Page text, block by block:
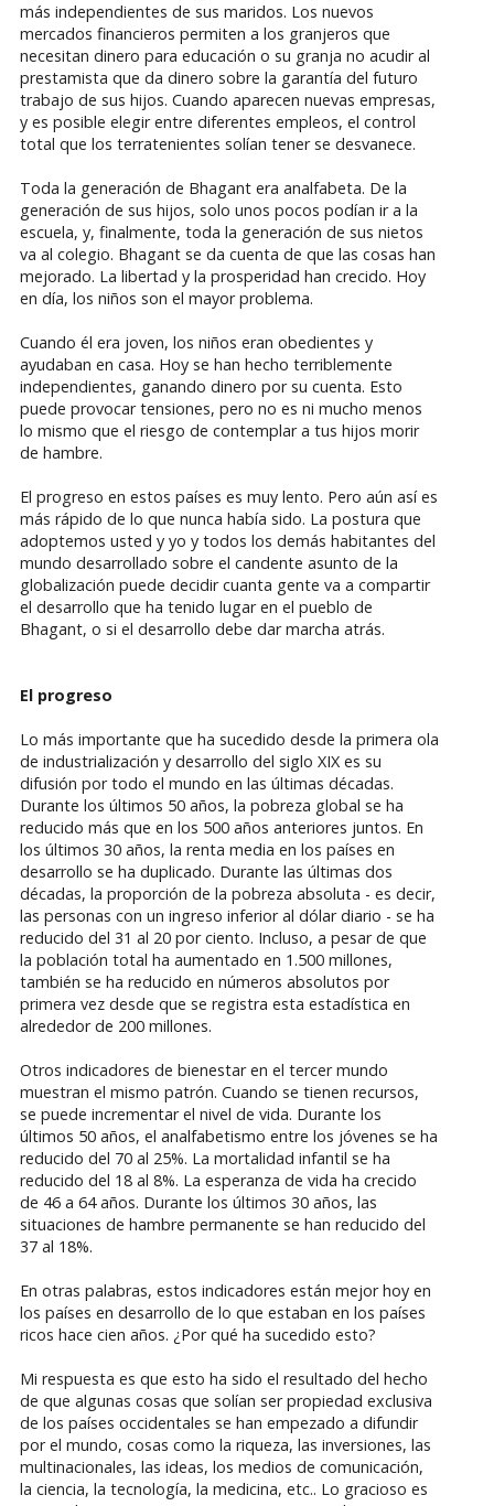
más independientes de sus maridos. Los nuevos
mercados financieros permiten a los granjeros que
necesitan dinero para educación o su granja no acudir al
prestamista que da dinero sobre la garantía del futuro
trabajo de sus hijos. Cuando aparecen nuevas empresas,
y es posible elegir entre diferentes empleos, el control
total que los terratenientes solían tener se desvanece.
Toda la generación de Bhagant era analfabeta. De la
generación de sus hijos, solo unos pocos podían ir a la
escuela, y, finalmente, toda la generación de sus nietos
va al colegio. Bhagant se da cuenta de que las cosas han
mejorado. La libertad y la prosperidad han crecido. Hoy
en día, los niños son el mayor problema.
Cuando él era joven, los niños eran obedientes y
ayudaban en casa. Hoy se han hecho terriblemente
independientes, ganando dinero por su cuenta. Esto
puede provocar tensiones, pero no es ni mucho menos
lo mismo que el riesgo de contemplar a tus hijos morir
de hambre.
El progreso en estos países es muy lento. Pero aún así es
más rápido de lo que nunca había sido. La postura que
adoptemos usted y yo y todos los demás habitantes del
mundo desarrollado sobre el candente asunto de la
globalización puede decidir cuanta gente va a compartir
el desarrollo que ha tenido lugar en el pueblo de
Bhagant, o si el desarrollo debe dar marcha atrás.
El progreso
Lo más importante que ha sucedido desde la primera ola
de industrialización y desarrollo del siglo XIX es su
difusión por todo el mundo en las últimas décadas.
Durante los últimos 50 años, la pobreza global se ha
reducido más que en los 500 años anteriores juntos. En
los últimos 30 años, la renta media en los países en
desarrollo se ha duplicado. Durante las últimas dos
décadas, la proporción de la pobreza absoluta - es decir,
las personas con un ingreso inferior al dólar diario - se ha
reducido del 31 al 20 por ciento. Incluso, a pesar de que
la población total ha aumentado en 1.500 millones,
también se ha reducido en números absolutos por
primera vez desde que se registra esta estadística en
alrededor de 200 millones.
Otros indicadores de bienestar en el tercer mundo
muestran el mismo patrón. Cuando se tienen recursos,
se puede incrementar el nivel de vida. Durante los
últimos 50 años, el analfabetismo entre los jóvenes se ha
reducido del 70 al 25%. La mortalidad infantil se ha
reducido del 18 al 8%. La esperanza de vida ha crecido
de 46 a 64 años. Durante los últimos 30 años, las
situaciones de hambre permanente se han reducido del
37 al 18%.
En otras palabras, estos indicadores están mejor hoy en
los países en desarrollo de lo que estaban en los países
ricos hace cien años. ¿Por qué ha sucedido esto?
Mi respuesta es que esto ha sido el resultado del hecho
de que algunas cosas que solían ser propiedad exclusiva
de los países occidentales se han empezado a difundir
por el mundo, cosas como la riqueza, las inversiones, las
multinacionales, las ideas, los medios de comunicación,
la ciencia, la tecnología, la medicina, etc.. Lo gracioso es